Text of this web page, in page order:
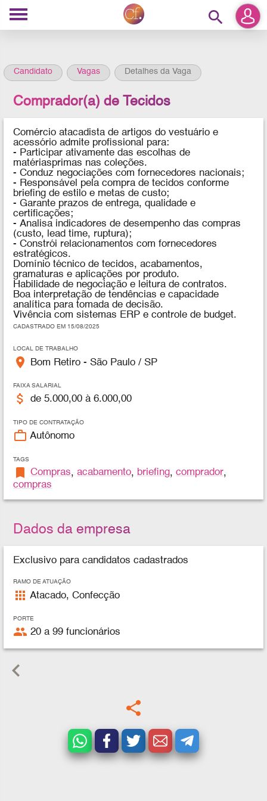
search
Candidato Vagas Detalhes da Vaga
Comprador(a) de Tecidos
Comércio atacadista de artigos do vestuário e
acessório admite profissional para:
- Participar ativamente das escolhas de
matériasprimas nas coleções.
-Conduz negociações com fornecedores nacionais;
- Responsável pela compra de tecidos conforme
briefing de estilo e metas de custo;
- Garante prazos de entrega, qualidade e
certificações;
- Analisa indicadores de desempenho das compras
(custo, lead time, ruptura);
- Constrói relacionamentos com fornecedores
estratégicos.
Domínio técnico de tecidos, acabamentos,
gramaturas e aplicações por produto.
Habilidade de negociação e leitura de contratos.
Boa interpretação de tendências e capacidade
analítica para tomada de decisão.
Vivência com sistemas ERP e controle de budget.
CADASTRADO EM 15/08/2025
LOCAL DE TRABALHO
place Bom Retiro - São Paulo / SP
FAIXA SALARIAL
attach_money de 5.000,00 à 6.000,00
TIPO DE CONTRATAÇÃO
work_outline Autônomo
TAGS
bookmark Compras,acabamento, briefing,comprador,
compras
Dados da empresa
Exclusivo para candidatos cadastrados
RAMO DE ATUAÇÃO
apps Atacado, Confecção
PORTE
people 20 a 99 funcionários
keyboard_arrow_left
share